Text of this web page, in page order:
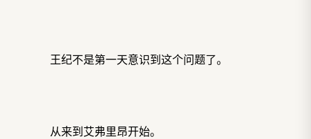
王纪不是第一天意识到这个问题了。
从来到艾弗里昂开始。